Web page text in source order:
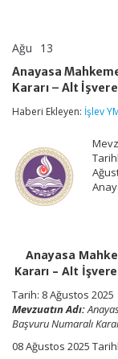
Ağu 13
2022/
Başvuru
Kararı
İşveren-
Asıl
İşveren
Anayasa
Kararı – Alt
Haberi Ekleyen: İşlev
Anayasa
Kararı – Alt
Tarih: 8 Ağustos 2025
Mevzuatın Adı:
Başvuru Numaralı
08 Ağustos 2025